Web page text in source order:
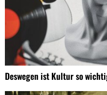
Deswegen ist Kultur so